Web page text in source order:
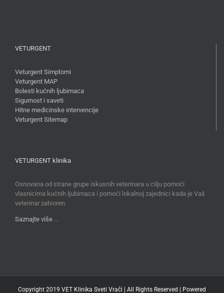
VETURGENT
Veturgent Simptomi
Veturgent MAP
Bolesti kućnih ljubimaca
Sigurnost i saveti
Hitne medicinske intervencije
Veturgent Sitemap
VETURGENT klinika
Osnovana od strane grupe iskusnih veterinara u cilju pomoći
vlasnicima kućnih ljubimaca i pomoći lokalnoj zajednici kada je Vaš
veterinar zatvoren.
Saznajte više …
Copyright 2019 VET Klinika Sveti Vrači | All Rights Reserved | Powered